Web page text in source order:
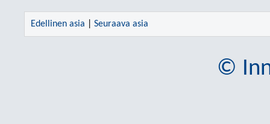
Edellinen asia Seuraava asia
©